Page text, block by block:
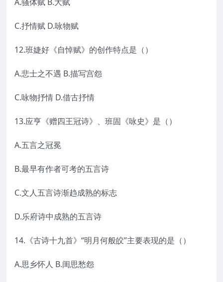
C.抒情赋 D.咏物赋
12.班婕好《自悼赋》的创作特点是（）
A.悲士之不遇 B.描写宫怨
C.咏物抒情 D.借古抒情
13.应亨《赠四王冠诗》、班固《咏史》是（）
A.五言之冠冕
B.最早有作者可考的五言诗
C.文人五言诗渐趋成熟的标志
D.乐府诗中成熟的五言诗
14.《古诗十九首》“明月何般皎”主要表现的是（）
A.思乡怀人 B.闺思愁怨